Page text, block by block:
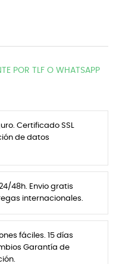
POR TLF O WHATSAPP
Certificado SSL
de datos
48h. Envio gratis
internacionales.
fáciles. 15 días
Garantía de